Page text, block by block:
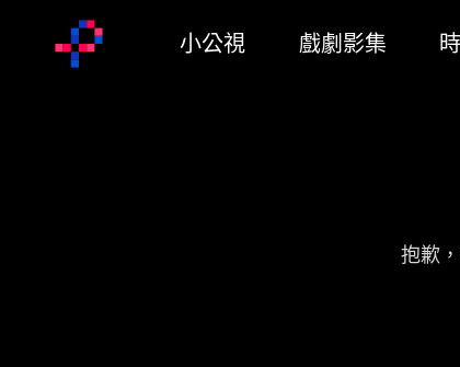
小公視 戲劇影集
抱歉